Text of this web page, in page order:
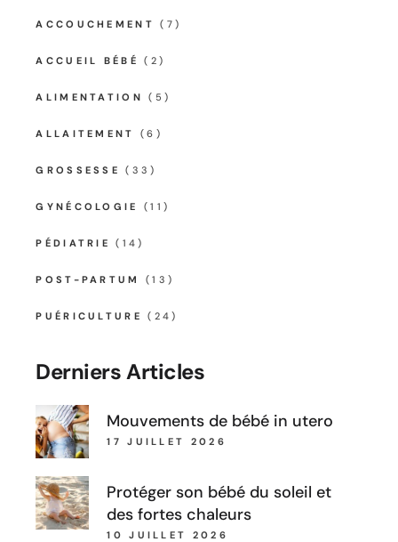
ACCOUCHEMENT (7)
ACCUEIL BÉBÉ (2)
ALIMENTATION (5)
ALLAITEMENT (6)
GROSSESSE (33)
GYNÉCOLOGIE (11)
PÉDIATRIE (14)
POST-PARTUM (13)
PUÉRICULTURE (24)
Derniers Articles
Mouvements de bébé in utero
17 JUILLET 2026
Protéger son bébé du soleil et
des fortes chaleurs
10 JUILLET 2026